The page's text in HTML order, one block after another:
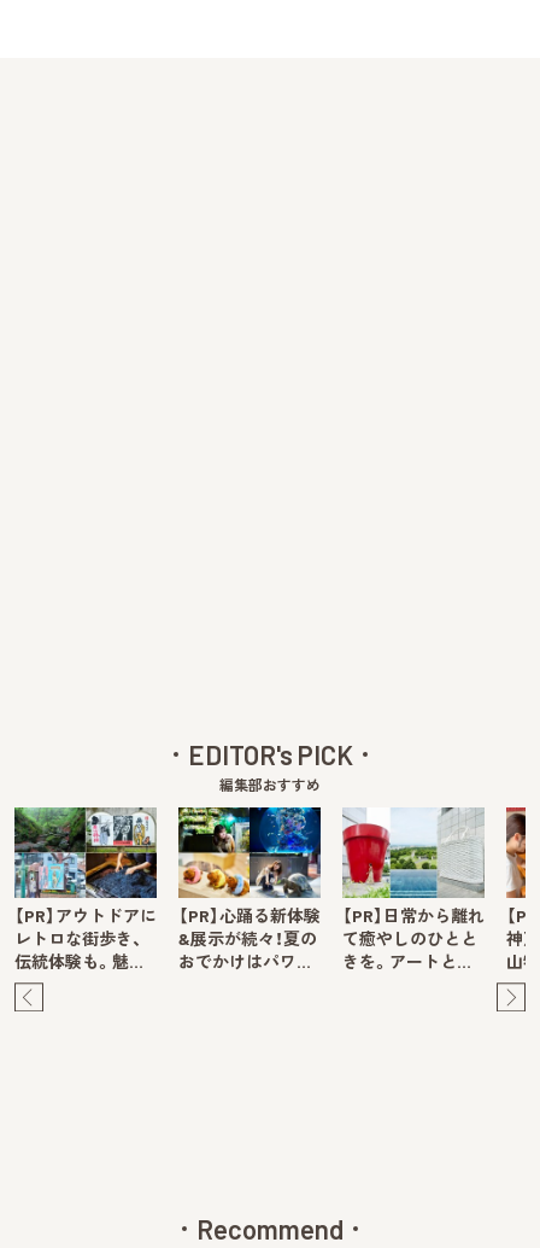
EDITOR's PICK
編集部おすすめ
【PR】アウトドアに
レトロな街歩き、
伝統体験も。魅…
【PR】心踊る新体験
&展示が続々！夏の
おでかけはパワ…
【PR】日常から離れ
て癒やしのひとと
きを。アートと…
【
神
山
Recommend